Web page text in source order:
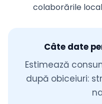
colaborările
Câte date
Estimează
după obiceiuri: